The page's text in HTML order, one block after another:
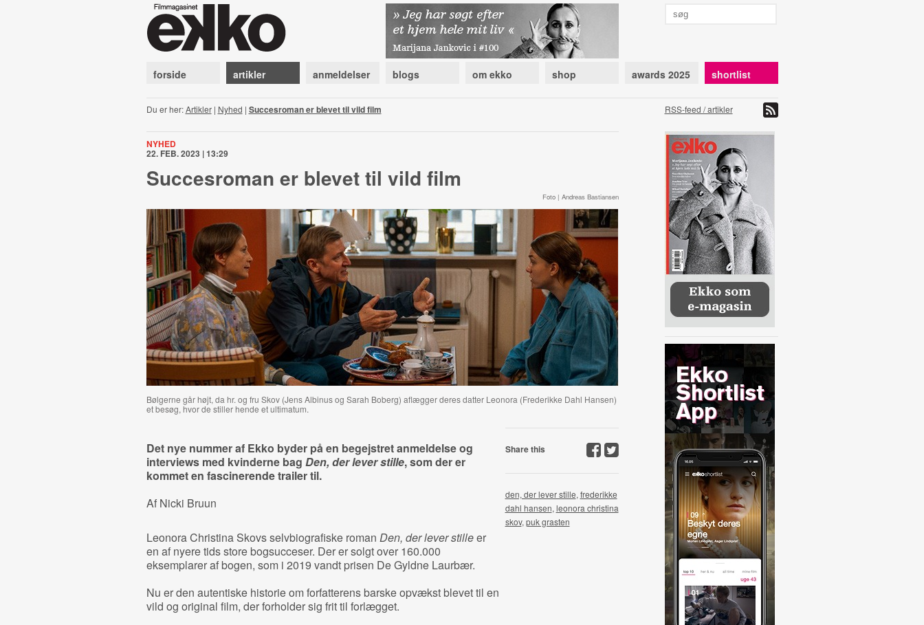
forside artikler anmeldelser blogs om ekko shop awards 2025 shortlist
Du er her:Artikler| Nyhed | Succesroman er blevet til vild film RSS-feed / artikler
NYHED
22. FEB. 2023 | 13:29
Succesroman er blevet til vild film
Foto | Andreas Bastiansen
Bølgerne går højt, da hr. og fru Skov (Jens Albinus og Sarah Boberg) aflægger deres datter Leonora (Frederikke Dahl Hansen)
et besøg, hvor de stiller hende et ultimatum.
Det nye nummer af Ekko byder på en begejstret anmeldelse og
interviews med kvinderne bag Den, der lever stille, som der er
kommet en fascinerende trailer til.
Af Nicki Bruun
Leonora Christina Skovs selvbiografiske roman Den, der lever stilleer
en af nyere tids store bogsucceser. Der er solgt over 160.000
eksemplarer af bogen, som i 2019 vandt prisen De Gyldne Laurbær.
Nu er den autentiske historie om forfatterens barske opvækst blevet til en
vild og original film, der forholder sig frit til forlægget.
Share this
den, der lever stille, frederikke
dahl hansen, leonora christina
skov, puk grasten